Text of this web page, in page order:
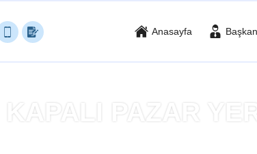
Anasayfa Başkan
KAPALI PAZAR